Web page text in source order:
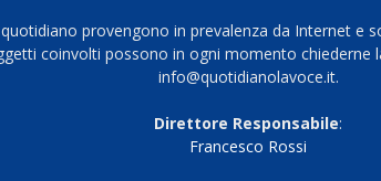
provengono in prevalenza da Internet e
coinvolti possono in ogni momento chiederne
info@quotidianolavoce.it.
Direttore Responsabile:
Francesco Rossi